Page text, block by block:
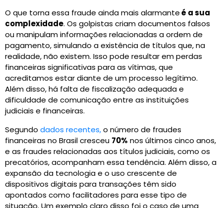
O que torna essa fraude ainda mais alarmanteé a sua
complexidade. Os golpistas criam documentos falsos
ou manipulam informações relacionadas a ordem de
pagamento, simulando a existência de títulos que, na
realidade, não existem. Isso pode resultar em perdas
financeiras significativas para as vítimas, que
acreditamos estar diante de um processo legítimo.
Além disso, há falta de fiscalização adequada e
dificuldade de comunicação entre as instituições
judiciais e financeiras.
Segundo dados recentes,o número de fraudes
financeiras no Brasil cresceu 70% nos últimos cinco anos,
e as fraudes relacionadas aos títulos judiciais, como os
precatórios, acompanham essa tendência. Além disso, a
expansão da tecnologia e o uso crescente de
dispositivos digitais para transações têm sido
apontados como facilitadores para esse tipo de